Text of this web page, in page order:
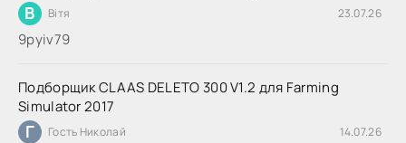
В Вітя 23.07.26
9руіv79
Подборщик CLAAS DELETO 300 V1.2 для Farming
Simulator 2017
Г Гость Николай 14.07.26